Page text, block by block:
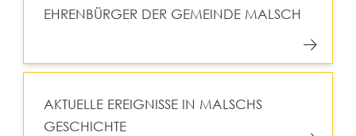
EHRENBÜRGER DER GEMEINDE MALSCH
AKTUELLE EREIGNISSE IN MALSCHS
GESCHICHTE